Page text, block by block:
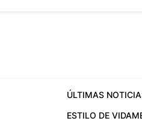
ÚLTIMAS
ESTILO DE VIDA